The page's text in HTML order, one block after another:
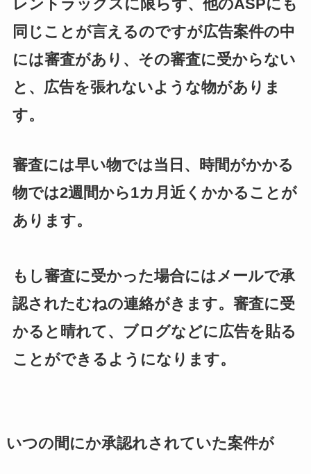
レントラックスに限らず、他のASPにも
同じことが言えるのですが広告案件の中
には審査があり、その審査に受からない
と、広告を張れないような物がありま
す。
審査には早い物では当日、時間がかかる
物では2週間から1カ月近くかかることが
あります。
もし審査に受かった場合にはメールで承
認されたむねの連絡がきます。審査に受
かると晴れて、ブログなどに広告を貼る
ことができるようになります。
いつの間にか承認れされていた案件が